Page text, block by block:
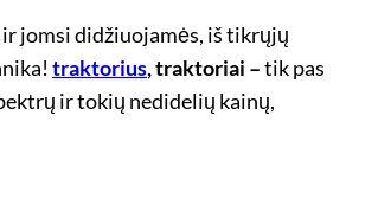
jomsi didžiuojamės, iš tikrųjų
traktorius, traktoriai –tik pas
ir tokių nedidelių kainų,